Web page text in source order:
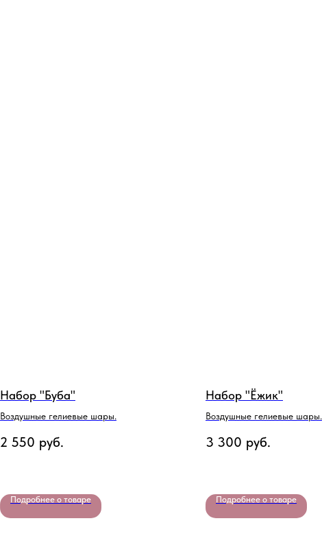
Набор "Буба"
Воздушные гелиевые шары.
2 550 руб.
Подробнее о товаре
Набор "Ёжик"
Воздушные гелиевые шары.
3 300 руб.
Подробнее о товаре